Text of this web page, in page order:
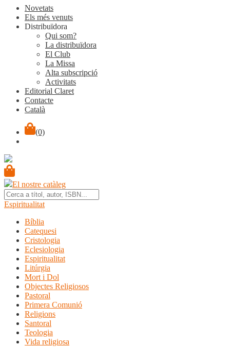
Novetats
Els més venuts
Distribuïdora
Qui som?
La distribuïdora
El Club
La Missa
Alta subscripció
Activitats
Editorial Claret
Contacte
Català
(0)
El nostre catàleg
Espiritualitat
Bíblia
Catequesi
Cristologia
Eclesiologia
Espiritualitat
Litúrgia
Mort i Dol
Objectes Religiosos
Pastoral
Primera Comunió
Religions
Santoral
Teologia
Vida religiosa